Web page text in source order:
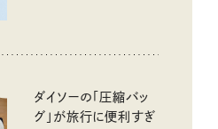
ダイソーの「圧縮バッ
グ」が旅行に便利すぎ